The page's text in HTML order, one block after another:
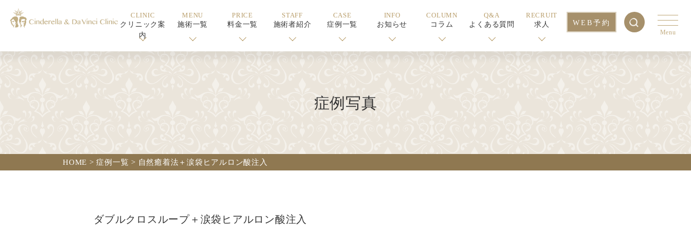
CLINIC
クリニック案
内
MENU
施術一覧
PRICE
料金一覧
STAFF
施術者紹介
CASE
症例一覧
INFO
お知らせ
COLUMN
コラム
Q&A
よくある質問
RECRUIT
求人
WEB予約
Menu
症例写真
HOME >症例一覧 > 自然癒着法＋涙袋ヒアルロン酸注入
ダブルクロスループ＋涙袋ヒアルロン酸注入